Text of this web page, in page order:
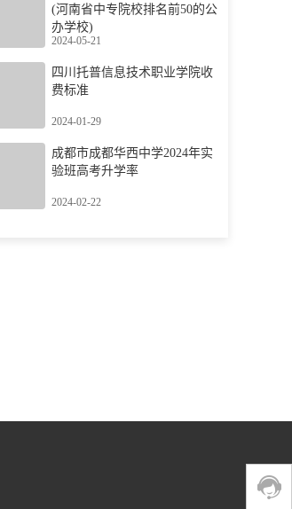
(河南省中专院校排名前50的公
办学校)
2024-05-21
四川托普信息技术职业学院收
费标准
2024-01-29
成都市成都华西中学2024年实
验班高考升学率
2024-02-22